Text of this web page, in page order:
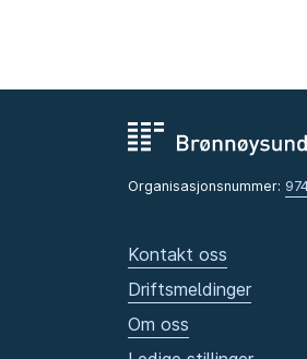
Organisasjonsnummer:
Kontakt oss
Driftsmeldinger
Om oss